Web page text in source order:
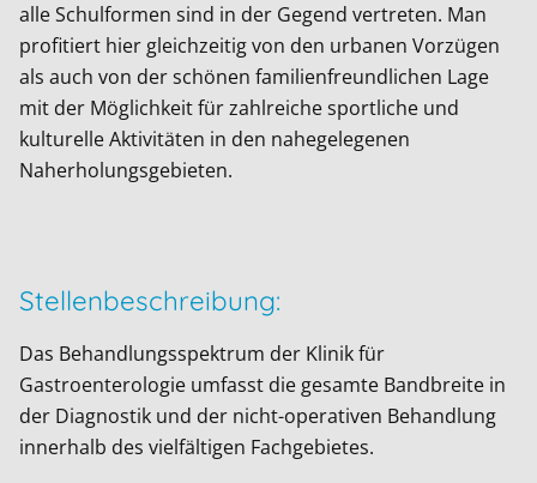
alle Schulformen sind in der Gegend vertreten. Man
profitiert hier gleichzeitig von den urbanen Vorzügen
als auch von der schönen familienfreundlichen Lage
mit der Möglichkeit für zahlreiche sportliche und
kulturelle Aktivitäten in den nahegelegenen
Naherholungsgebieten.
Stellenbeschreibung:
Das Behandlungsspektrum der Klinik für
Gastroenterologie umfasst die gesamte Bandbreite in
der Diagnostik und der nicht-operativen Behandlung
innerhalb des vielfältigen Fachgebietes.